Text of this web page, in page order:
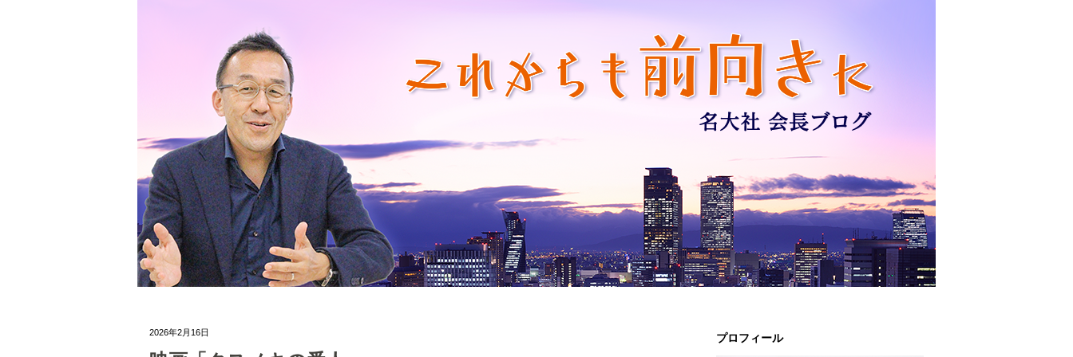
プロフィール
2026年2月16日